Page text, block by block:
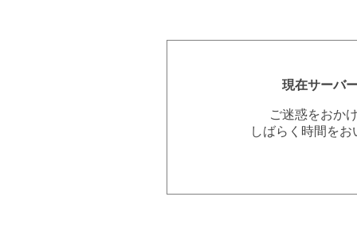
現在サーバ
ご迷惑をおか
しばらく時間を